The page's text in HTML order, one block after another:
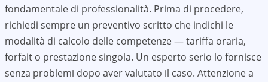
fondamentale di professionalità. Prima di procedere,
richiedi sempre un preventivo scritto che indichi le
modalità di calcolo delle competenze — tariffa oraria,
forfait o prestazione singola. Un esperto serio lo fornisce
senza problemi dopo aver valutato il caso. Attenzione a